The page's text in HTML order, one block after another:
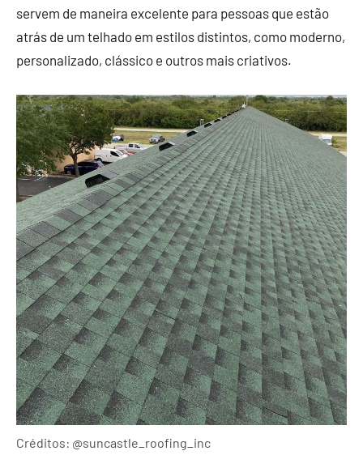
servem de maneira excelente para pessoas que estão
atrás de um telhado em estilos distintos, como moderno,
personalizado, clássico e outros mais criativos.
Créditos: @suncastle_roofing_inc